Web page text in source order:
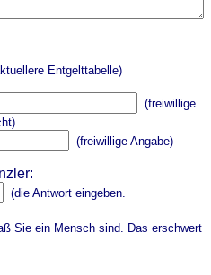
Entgelttabelle)
(freiwillige
(freiwillige Angabe)
(die Antwort eingeben.
Sie ein Mensch sind. Das erschwert